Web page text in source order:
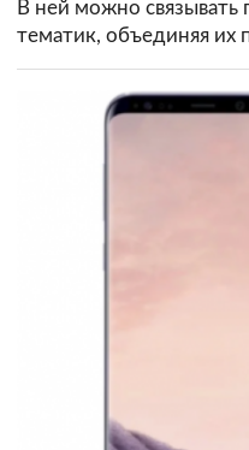
В ней можно
тематик, объединяя их